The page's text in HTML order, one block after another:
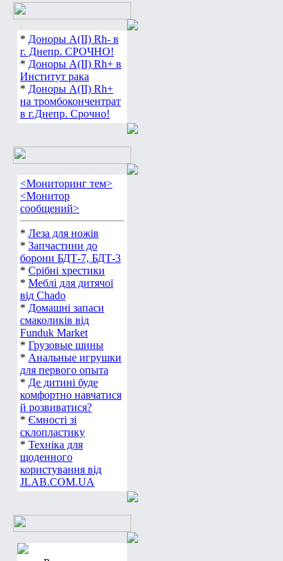
* Доноры А(ІІ) Rh- в
г. Днепр. СРОЧНО!
* Доноры А(ІІ) Rh+ в
Институт рака
* Доноры А(ІІ) Rh+
на тромбокончентрат
в г.Днепр. Срочно!
<Мониторинг тем>
<Монитор
сообщений>
* Леза для ножів
* Запчастини до
борони БДТ-7, БДТ-3
* Срібні хрестики
* Меблі для дитячої
від Chado
* Домашні запаси
смаколиків від
Funduk Market
* Грузовые шины
* Анальные игрушки
для первого опыта
* Де дитині буде
комфортно навчатися
й розвиватися?
* Ємності зі
склопластику
* Техніка для
щоденного
користування від
JLAB.COM.UA